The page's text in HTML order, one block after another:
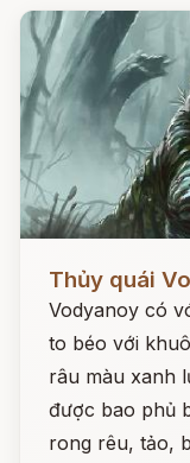
Thủy quái
Vodyanoy có
to béo với
râu màu xanh
được bao phủ
rong rêu, tảo,